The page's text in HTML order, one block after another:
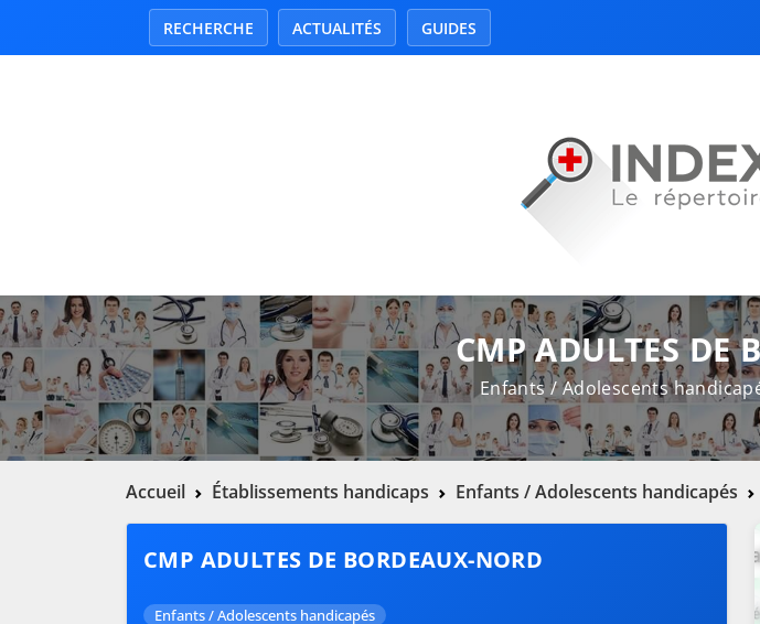
RECHERCHE ACTUALITÉS GUIDES
CMP ADULTES DE
Enfants / Adolescents
Accueil Établissements handicaps Enfants / Adolescents handicapés
CMP ADULTES DE BORDEAUX-NORD
Enfants / Adolescents handicapés